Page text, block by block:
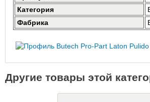
Категория
Фабрика
Другие товары этой